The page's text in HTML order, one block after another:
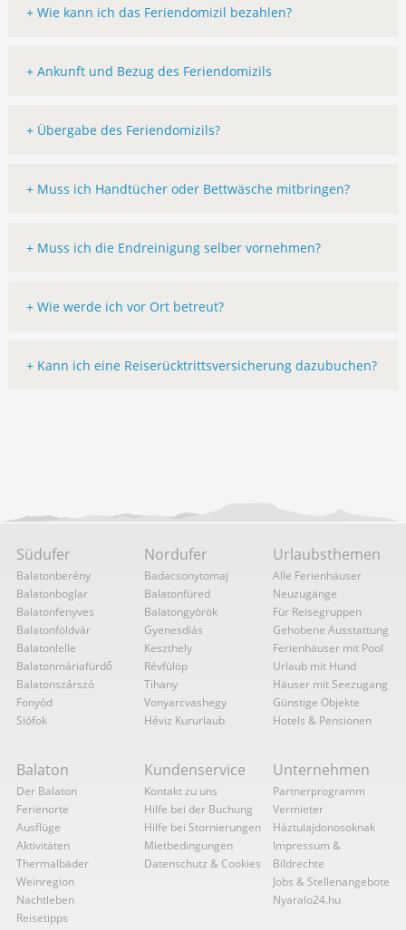
+ Wie kann ich das Feriendomizil bezahlen?
+ Ankunft und Bezug des Feriendomizils
+ Übergabe des Feriendomizils?
+ Muss ich Handtücher oder Bettwäsche mitbringen?
+ Muss ich die Endreinigung selber vornehmen?
+ Wie werde ich vor Ort betreut?
+ Kann ich eine Reiserücktrittsversicherung dazubuchen?
Südufer
Balatonberény
Balatonboglar
Balatonfenyves
Balatonföldvár
Balatonlelle
Balatonmáriafürdő
Balatonszárszó
Fonyód
Siófok
Nordufer
Badacsonytomaj
Balatonfüred
Balatongyörök
Gyenesdiás
Keszthely
Révfülöp
Tihany
Vonyarcvashegy
Héviz Kururlaub
Urlaubsthemen
Alle Ferienhäuser
Neuzugänge
Für Reisegruppen
Gehobene Ausstattung
Ferienhäuser mit Pool
Urlaub mit Hund
Häuser mit Seezugang
Günstige Objekte
Hotels & Pensionen
Balaton
Der Balaton
Ferienorte
Ausflüge
Aktivitäten
Thermalbäder
Weinregion
Nachtleben
Reisetipps
Kundenservice
Kontakt zu uns
Hilfe bei der Buchung
Hilfe bei Stornierungen
Mietbedingungen
Datenschutz & Cookies
Unternehmen
Partnerprogramm
Vermieter
Háztulajdonosoknak
Impressum &
Bildrechte
Jobs & Stellenangebote
Nyaralo24.hu